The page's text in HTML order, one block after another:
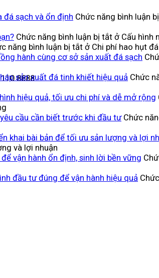
đá sạch và ổn định Chức năng bình luận
Chức năng bình luận bị tắt ở Cấu hình
năng bình luận bị tắt ở Chi phí hao hụt
hành cùng cơ sở sản xuất đá sạch
sản xuất đá tinh khiết hiệu quả Chức
hiệu quả, tối ưu chi phí và dễ mở rộng
cầu cần biết trước khi đầu tư Chức
khai bài bản để tối ưu sản lượng và lợi
và lợi nhuận
vận hành ổn định, sinh lời bền vững
đầu tư đúng để vận hành hiệu quả